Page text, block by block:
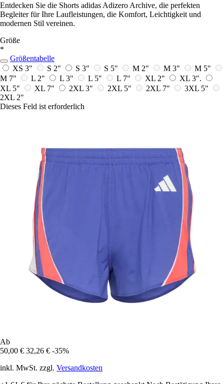
Entdecken Sie die Shorts adidas Adizero Archive, die perfekten
Begleiter für Ihre Laufleistungen, die Komfort, Leichtigkeit und
modernen Stil vereinen.
Größe
*
Größentabelle
XS 3"
S 2" S 3" S 5" M 2" M 3"
M 5"
M 7"
L 2" L 3" L 5" L 7" XL 2"
XL 3".
XL 5"
XL 7" 2XL 3" 2XL 5" 2XL 7"
3XL 5"
2XL 2"
Dieses Feld ist erforderlich
Ab
50,00 € 32,26 € -35%
inkl. MwSt. zzgl. Versandkosten